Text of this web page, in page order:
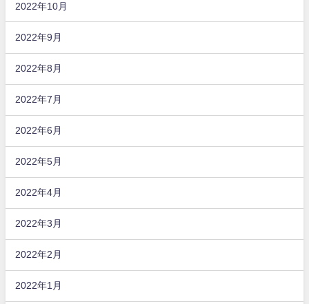
2022年10月
2022年9月
2022年8月
2022年7月
2022年6月
2022年5月
2022年4月
2022年3月
2022年2月
2022年1月